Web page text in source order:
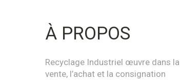
À PROPOS
Recyclage Industriel œuvre dans la
vente, l’achat et la consignation